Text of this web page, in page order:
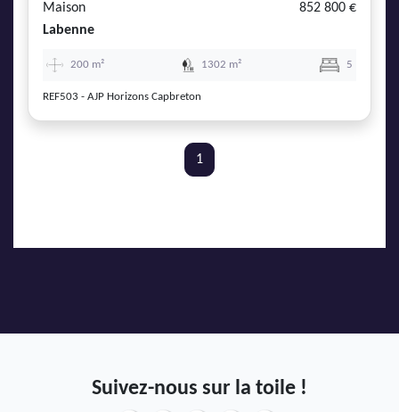
Maison
852 800 €
Labenne
200 m² 1302 m² 5
REF503 - AJP Horizons Capbreton
1
Suivez-nous sur la toile !